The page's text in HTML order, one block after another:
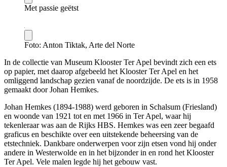
Met passie geëtst
Foto: Anton Tiktak, Arte del Norte
In de collectie van Museum Klooster Ter Apel bevindt zich een ets
op papier, met daarop afgebeeld het Klooster Ter Apel en het
omliggend landschap gezien vanaf de noordzijde. De ets is in 1958
gemaakt door Johan Hemkes.
Johan Hemkes (1894-1988) werd geboren in Schalsum (Friesland)
en woonde van 1921 tot en met 1966 in Ter Apel, waar hij
tekenleraar was aan de Rijks HBS. Hemkes was een zeer begaafd
graficus en beschikte over een uitstekende beheersing van de
etstechniek. Dankbare onderwerpen voor zijn etsen vond hij onder
andere in Westerwolde en in het bijzonder in en rond het Klooster
Ter Apel. Vele malen legde hij het gebouw vast.